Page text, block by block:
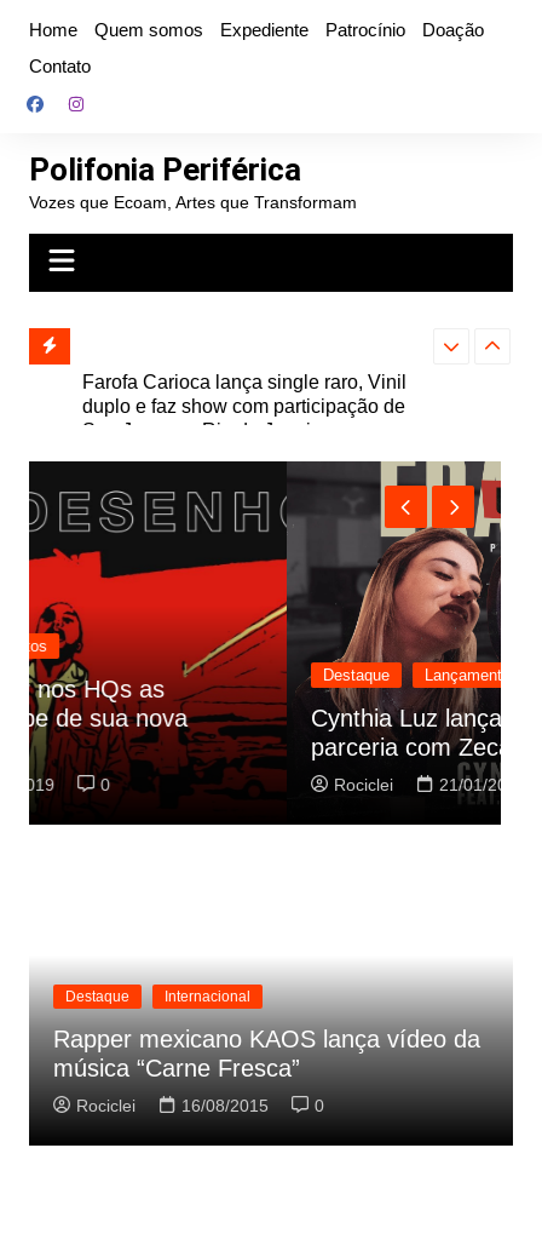
conteúdo
Home Quem somos Expediente Patrocínio
Doação
Contato
Polifonia Periférica
Vozes que Ecoam, Artes que Transformam
Seu Jorge no Rio de Janeiro
Hitmia: pop
Destaque Lançamentos
Cynthia Luz lança “Era Uma Vez”,
parceria com Zeca Baleiro
Rociclei 21/01/2019 0
Destaque Internacional
Rapper mexicano KAOS lança vídeo da
música “Carne Fresca”
Rociclei 16/08/2015 0